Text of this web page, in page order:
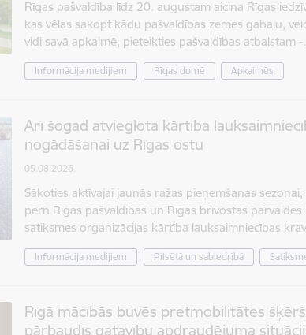
Rīgas pašvaldība līdz 20. augustam aicina Rīgas
kas vēlas sakopt kādu pašvaldības zemes gabalu,
vidi savā apkaimē, pieteikties pašvaldības atbalstam
Informācija medijiem Rīgas domē Apkaimēs
Arī šogad atvieglota kārtība
nogādāšanai uz Rīgas ostu
05.08.2026.
Sākoties aktīvajai jaunās ražas pieņemšanas
pērn Rīgas pašvaldības un Rīgas brīvostas
satiksmes organizācijas kārtība lauksaimniecības
Informācija medijiem Pilsētā un sabiedrībā
Rīgā mācībās būvēs pretmobilitātes
pārbaudīs gatavību apdraudējuma